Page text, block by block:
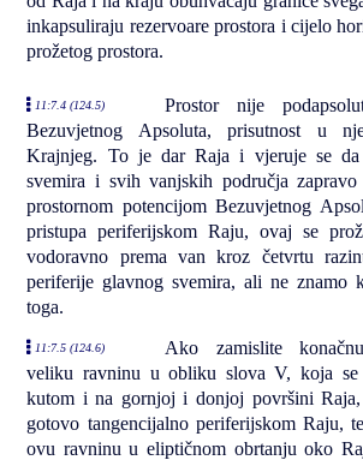
inkapsuliraju rezervoare prostora i cijelo
prožetog prostora.
11:7.4 (124.5)
Prostor nije
Bezuvjetnog Apsoluta, prisutnost u
Krajnjeg. To je dar Raja i vjeruje se
svemira i svih vanjskih područja zapravo
prostornom potencijom Bezuvjetnog
pristupa periferijskom Raju, ovaj se
vodoravno prema van kroz četvrtu
periferije glavnog svemira, ali ne znamo
toga.
11:7.5 (124.6)
Ako zamislite
veliku ravninu u obliku slova V, koja se
kutom i na gornjoj i donjoj površini
gotovo tangencijalno periferijskom Raju,
ovu ravninu u eliptičnom obrtanju oko